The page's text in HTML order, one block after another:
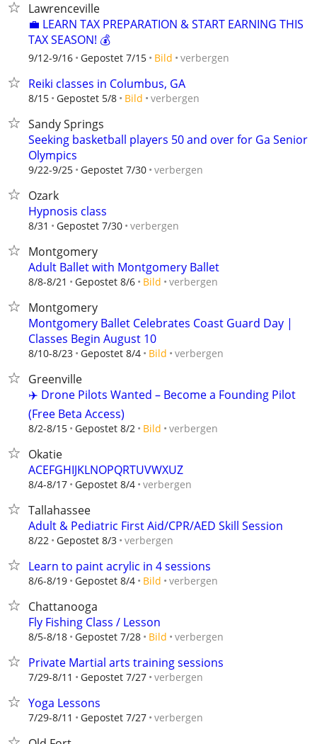
Lawrenceville
💼 LEARN TAX PREPARATION & START EARNING THIS
TAX SEASON! 💰
9/12-9/16 Gepostet 7/15 Bild verbergen
Reiki classes in Columbus, GA
8/15 Gepostet 5/8 Bild verbergen
Sandy Springs
Seeking basketball players 50 and over for Ga Senior
Olympics
9/22-9/25 Gepostet 7/30 verbergen
Ozark
Hypnosis class
8/31 Gepostet 7/30 verbergen
Montgomery
Adult Ballet with Montgomery Ballet
8/8-8/21 Gepostet 8/6 Bild verbergen
Montgomery
Montgomery Ballet Celebrates Coast Guard Day |
Classes Begin August 10
8/10-8/23 Gepostet 8/4 Bild verbergen
Greenville
✈️ Drone Pilots Wanted – Become a Founding Pilot
(Free Beta Access)
8/2-8/15 Gepostet 8/2 Bild verbergen
Okatie
ACEFGHIJKLNOPQRTUVWXUZ
8/4-8/17 Gepostet 8/4 verbergen
Tallahassee
Adult & Pediatric First Aid/CPR/AED Skill Session
8/22 Gepostet 8/3 verbergen
Learn to paint acrylic in 4 sessions
8/6-8/19 Gepostet 8/4 Bild verbergen
Chattanooga
Fly Fishing Class / Lesson
8/5-8/18 Gepostet 7/28 Bild verbergen
Private Martial arts training sessions
7/29-8/11 Gepostet 7/27 verbergen
Yoga Lessons
7/29-8/11 Gepostet 7/27 verbergen